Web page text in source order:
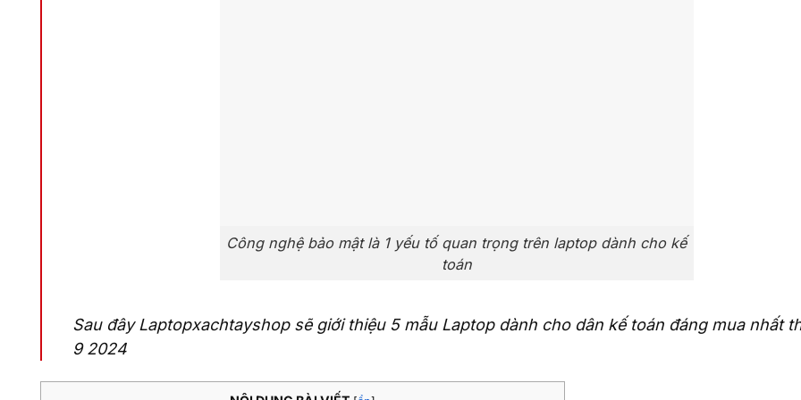
Công nghệ bảo mật là 1 yếu tố quan trọng trên laptop dành cho kế
toán
Sau đây Laptopxachtayshop sẽ giới thiệu 5 mẫu Laptop dành cho dân kế toán đáng mua nhất
9 2024